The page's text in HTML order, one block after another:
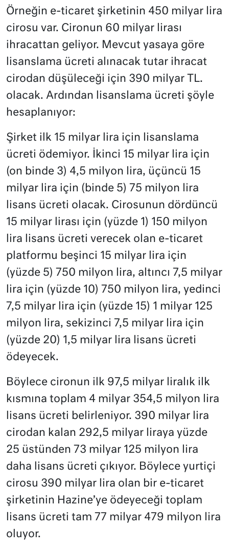
Örneğin e-ticaret şirketinin 450 milyar lira
cirosu var. Cironun 60 milyar lirası
ihracattan geliyor. Mevcut yasaya göre
lisanslama ücreti alınacak tutar ihracat
cirodan düşüleceği için 390 milyar TL.
olacak. Ardından lisanslama ücreti şöyle
hesaplanıyor:
Şirket ilk 15 milyar lira için lisanslama
ücreti ödemiyor. İkinci 15 milyar lira için
(on binde 3) 4,5 milyon lira, üçüncü 15
milyar lira için (binde 5) 75 milyon lira
lisans ücreti olacak. Cirosunun dördüncü
15 milyar lirası için (yüzde 1) 150 milyon
lira lisans ücreti verecek olan e-ticaret
platformu beşinci 15 milyar lira için
(yüzde 5) 750 milyon lira, altıncı 7,5 milyar
lira için (yüzde 10) 750 milyon lira, yedinci
7,5 milyar lira için (yüzde 15) 1 milyar 125
milyon lira, sekizinci 7,5 milyar lira için
(yüzde 20) 1,5 milyar lira lisans ücreti
ödeyecek.
Böylece cironun ilk 97,5 milyar liralık ilk
kısmına toplam 4 milyar 354,5 milyon lira
lisans ücreti belirleniyor. 390 milyar lira
cirodan kalan 292,5 milyar liraya yüzde
25 üstünden 73 milyar 125 milyon lira
daha lisans ücreti çıkıyor. Böylece yurtiçi
cirosu 390 milyar lira olan bir e-ticaret
şirketinin Hazine’ye ödeyeceği toplam
lisans ücreti tam 77 milyar 479 milyon lira
oluyor.